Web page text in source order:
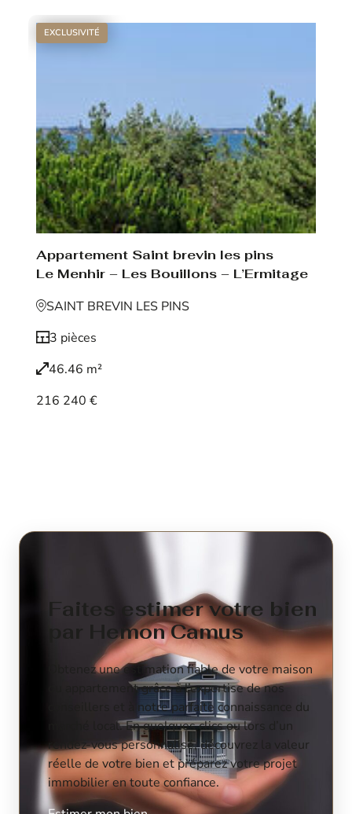
EXCLUSIVITÉ
Appartement Saint brevin les pins
Le Menhir – Les Bouillons – L’Ermitage
SAINT BREVIN LES PINS
3 pièces
46.46 m²
216 240 €
Faites estimer votre bien
par Hemon Camus
Obtenez une estimation fiable de votre maison
ou appartement grâce à l’expertise de nos
conseillers et à notre parfaite connaissance du
marché local. En quelques clics ou lors d’un
rendez-vous personnalisé, découvrez la valeur
réelle de votre bien et préparez votre projet
immobilier en toute confiance.